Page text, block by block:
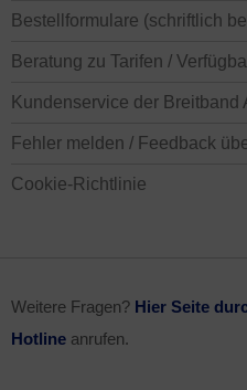
Bestellformulare (schriftlich
Beratung zu Tarifen /
Kundenservice der Breitband
Fehler melden / Feedback
Cookie-Richtlinie
Weitere Fragen? Hier Seite
Hotline anrufen.